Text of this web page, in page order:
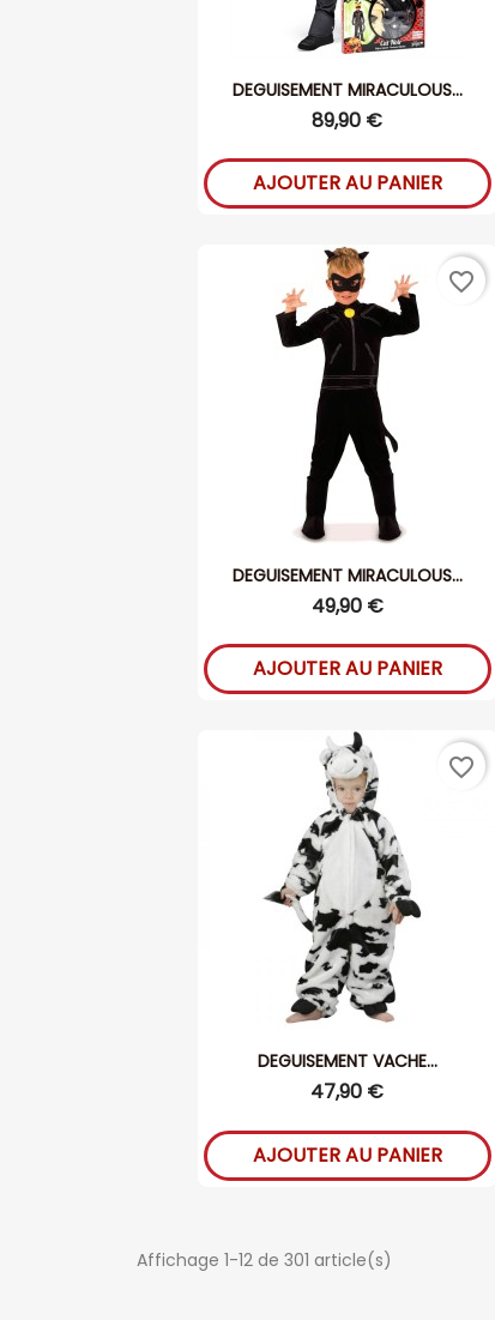
DEGUISEMENT MIRACULOUS...
89,90 €
AJOUTER AU PANIER
DEGUISEMENT MIRACULOUS...
49,90 €
AJOUTER AU PANIER
favorite_border
DEGUISEMENT VACHE...
47,90 €
AJOUTER AU PANIER
favorite_border
Affichage 1-12 de 301 article(s)